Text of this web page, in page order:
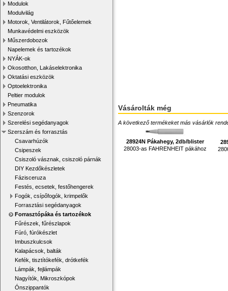
Modulok
Modulvilág
Motorok, Ventilátorok, Fűtőelemek
Munkavédelmi eszközök
Műszerdobozok
Napelemek és tartozékok
NYÁK-ok
Okosotthon, Lakáselektronika
Oktatási eszközök
Optoelektronika
Peltier modulok
Pneumatika
Szenzorok
Szerelési segédanyagok
Szerszám és forrasztás
Csavarhúzók
Csipeszek
Csiszoló vásznak, csiszoló párnák
DIY Kezdőkészletek
Fázisceruza
Festés, ecsetek, festőhengerek
Fogók, csípőfogók, krimpelők
Forrasztási segédanyagok
Forrasztópáka és tartozékok
Fűrészek, fűrészlapok
Fúró, fúrókészlet
Imbuszkulcsok
Kalapácsok, balták
Kefék, tisztítókefék, drótkefék
Lámpák, fejlámpák
Nagyítók, Mikroszkópok
Ónszippantók
Vásárolták még
A következő termékeket más vásárlók
28924N Pákahegy, 2db/blister
28003-as FAHRENHEIT pákához